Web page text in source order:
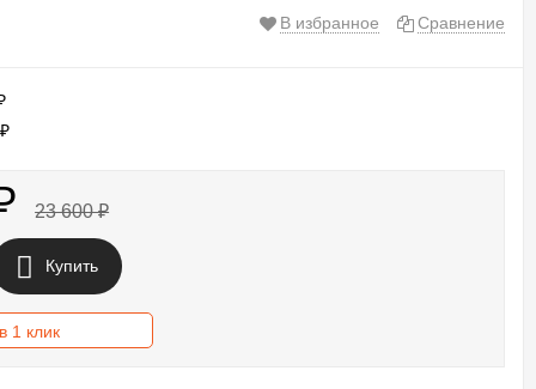
В избранное Сравнение
₽
23 600₽
Купить
1 клик